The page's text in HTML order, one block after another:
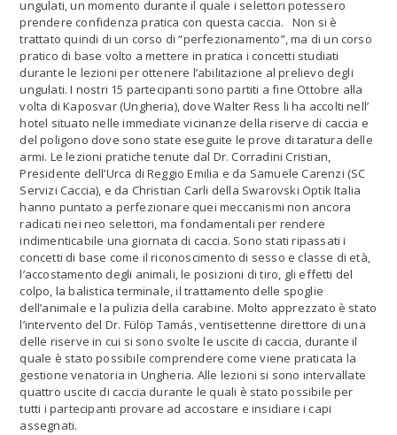
ungulati, un momento durante il quale i selettori potessero
prendere confidenza pratica con questa caccia. Non si è
trattato quindi di un corso di “perfezionamento”, ma di un corso
pratico di base volto a mettere in pratica i concetti studiati
durante le lezioni per ottenere l’abilitazione al prelievo degli
ungulati. I nostri 15 partecipanti sono partiti a fine Ottobre alla
volta di Kaposvar (Ungheria), dove Walter Ress li ha accolti nell’
hotel situato nelle immediate vicinanze della riserve di caccia e
del poligono dove sono state eseguite le prove di taratura delle
armi. Le lezioni pratiche tenute dal Dr. Corradini Cristian,
Presidente dell’Urca di Reggio Emilia e da Samuele Carenzi (SC
Servizi Caccia), e da Christian Carli della Swarovski Optik Italia
hanno puntato a perfezionare quei meccanismi non ancora
radicati nei neo selettori, ma fondamentali per rendere
indimenticabile una giornata di caccia. Sono stati ripassati i
concetti di base come il riconoscimento di sesso e classe di età,
l’accostamento degli animali, le posizioni di tiro, gli effetti del
colpo, la balistica terminale, il trattamento delle spoglie
dell’animale e la pulizia della carabine. Molto apprezzato è stato
l’intervento del Dr. Fülöp Tamás, ventisettenne direttore di una
delle riserve in cui si sono svolte le uscite di caccia, durante il
quale è stato possibile comprendere come viene praticata la
gestione venatoria in Ungheria. Alle lezioni si sono intervallate
quattro uscite di caccia durante le quali è stato possibile per
tutti i partecipanti provare ad accostare e insidiare i capi
assegnati.